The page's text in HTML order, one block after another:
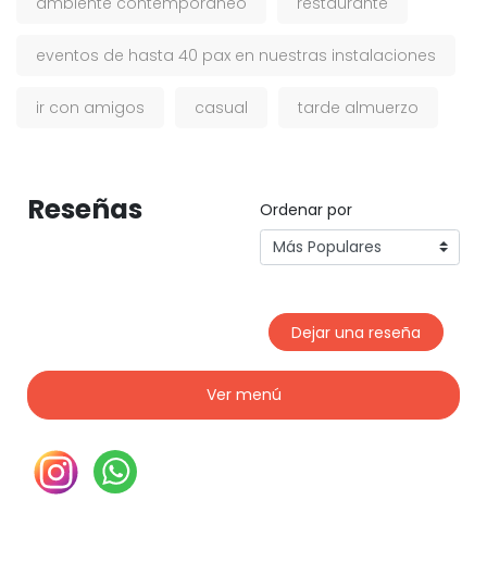
eventos de hasta 40 pax en nuestras instalaciones
ir con amigos casual tarde almuerzo
Reseñas Ordenar por
Dejar una reseña
Ver menú